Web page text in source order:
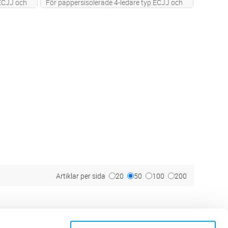
och
För pappersisolerade 4-ledare typ ECJJ och
Artiklar per sida 20 50 100 200